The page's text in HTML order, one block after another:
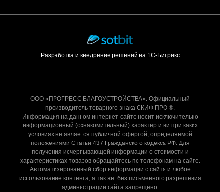
Разработка и внедрение решений на 1С-Битрикс
ООО «ПРОГРЕСС БЛАГОУСТРОЙСТВА». Официальный
производитель товарного знака СКИФ ПРО ®.
Информация на данном интернет-сайте носит исключительно
информационный (ознакомительный) характер и ни при каких
условиях не является публичной офертой, определяемой
положениями Статьи 437 Гражданского кодекса РФ. Для
получения исчерпывающей информации о стоимости и
характеристиках товаров обращайтесь по телефонам на сайте.
Автоматизированный сбор информации с сайта и любое
использование контента, а так же без письменного разрешения
администрации сайта запрещено.